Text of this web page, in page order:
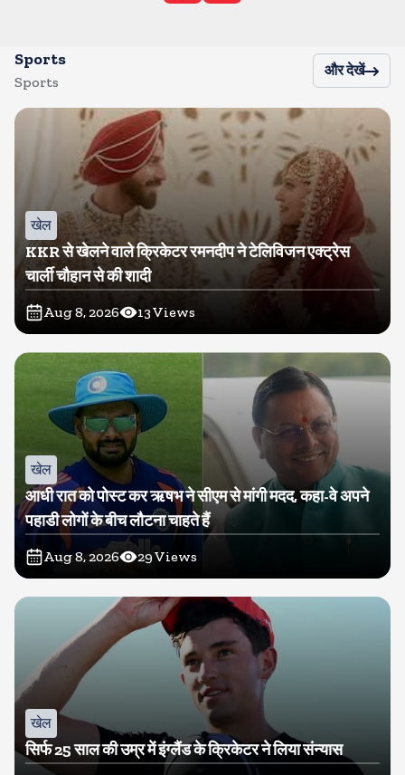
Sports
Sports
और देखें
खेल
KKR से खेलने वाले क्रिकेटर रमनदीप ने टेलिविजन एक्ट्रेस
चार्ली चौहान से की शादी
Aug 8, 2026 13Views
खेल
आधी रात को पोस्ट कर ऋषभ ने सीएम से मांगी मदद, कहा-वे अपने
पहाडी लोगों के बीच लौटना चाहते हैं
Aug 8, 2026 29Views
खेल
सिर्फ 25 साल की उम्र में इंग्लैंड के क्रिकेटर ने लिया संन्यास